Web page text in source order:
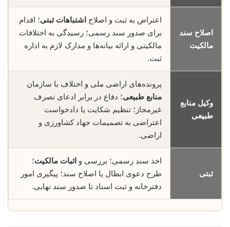
اصلاح سند
مالکیت
اعتراض به ثبت و اصلاح اشتباهات ثبتی؛ اقدام
برای صدور سند رسمی؛ رسیدگی به اختلافات
مالکیتی و ارائه بیانه‌ها و مدارک لازم به اداره
ثبت.
وکیل منابع
طبیعی
پرونده‌های اراضی ملی و اختلاف با سازمان
منابع طبیعی؛ دفاع در برابر ادعای تصرف
غیرمجاز؛ تنظیم شکایت یا دادخواست
اعتراضی به تصمیمات جهاد کشاورزی و
اراضی.
ثبتی
اخذ سند رسمی؛ بررسی و اثبات مالکیت؛
طرح دعوی ابطال یا اصلاح سند؛ پیگیری امور
دفترخانه و ثبت اسناد تا صدور سند نهایی.